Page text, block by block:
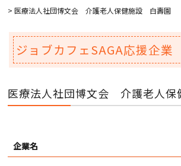
> 医療法人社団博文会 介護老人保健施設 白壽園
ジョブカフェSAGA応援企業
医療法人社団博文会 介護老人
企業名